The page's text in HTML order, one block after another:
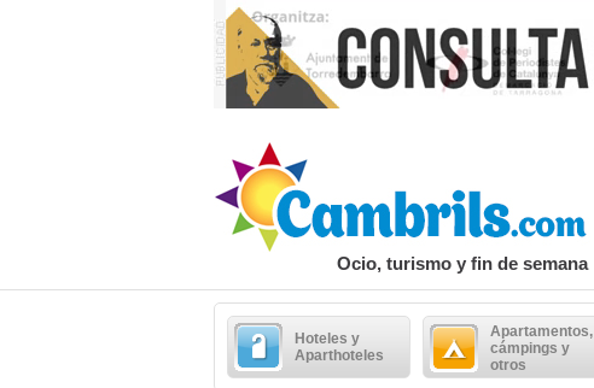
Ocio, turismo y fin de semana
Hoteles y
Aparthoteles
Apartamentos,
cámpings y
otros